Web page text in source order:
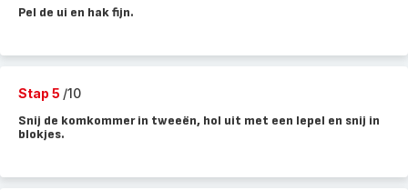
Pel de ui en hak fijn.
Stap 5 /10
Snij de komkommer in tweeën, hol uit met een lepel en snij in
blokjes.